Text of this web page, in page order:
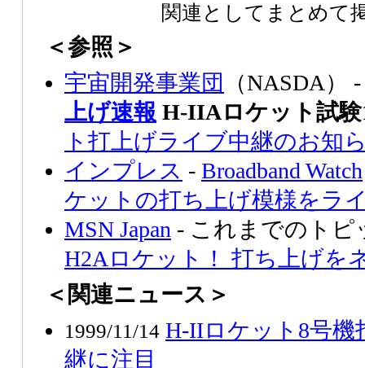
関連としてまとめて
＜参照＞
宇宙開発事業団
（NASDA）
上げ速報 H-IIAロケット試験
ト打上げライブ中継のお知
インプレス - Broadband Watch
ケットの打ち上げ模様をラ
MSN Japan - これまでのト
H2Aロケット！ 打ち上げを
＜関連ニュース＞
1999/11/14 H-IIロケット8号機
継に注目